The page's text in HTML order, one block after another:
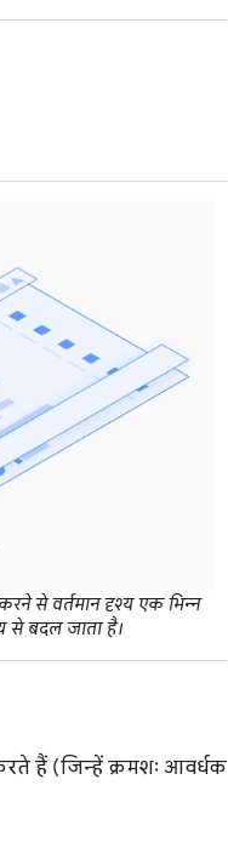
से वर्तमान दृश्य एक भिन्न
से बदल जाता है।
हैं (जिन्हें क्रमशः आवर्धक